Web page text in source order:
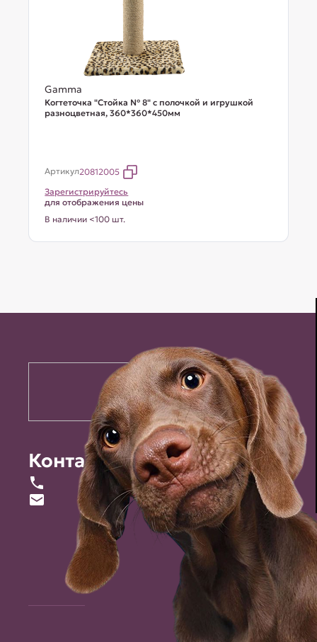
Gamma
Когтеточка "Стойка № 8" с полочкой и игрушкой
разноцветная, 360*360*450мм
Артикул20812005
Зарегистрируйтесь
для отображения цены
В наличии <100 шт.
Контакты